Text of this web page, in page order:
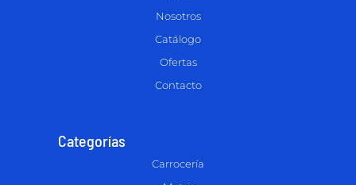
Nosotros
Catálogo
Ofertas
Contacto
Categorías
Carrocería